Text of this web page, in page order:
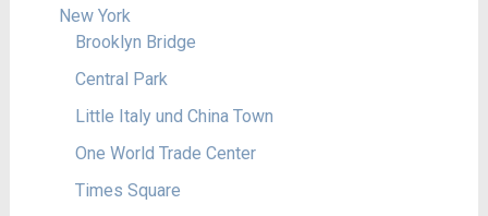
New York
Brooklyn Bridge
Central Park
Little Italy und China Town
One World Trade Center
Times Square